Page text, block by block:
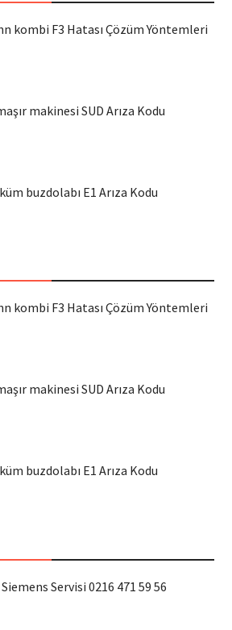
kombi F3 Hatası Çözüm Yöntemleri
makinesi SUD Arıza Kodu
buzdolabı E1 Arıza Kodu
kombi F3 Hatası Çözüm Yöntemleri
makinesi SUD Arıza Kodu
buzdolabı E1 Arıza Kodu
Servisi 0216 471 59 56